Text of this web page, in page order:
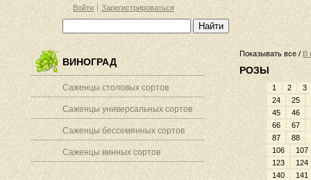
Войти Зарегистрироваться
ВИНОГРАД
Саженцы столовых сортов
Саженцы универсальных сортов
Саженцы бессемянных сортов
Саженцы винных сортов
Показывать все / В
РОЗЫ
1 2
3
24
25
45
46
66
67
87
88
106
107
123
124
140
141